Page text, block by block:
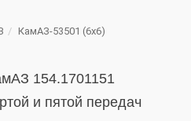
КамАЗ-53501 (6х6)
154.1701151
и пятой передач